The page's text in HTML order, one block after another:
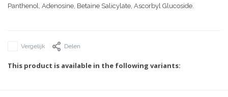
Panthenol, Adenosine, Betaine Salicylate, Ascorbyl Glucoside.
Vergelijk Delen
This product is available in the following variants: